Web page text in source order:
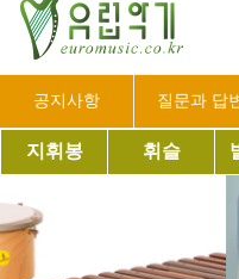
공지사항 질문과 답
지휘봉 휘슬